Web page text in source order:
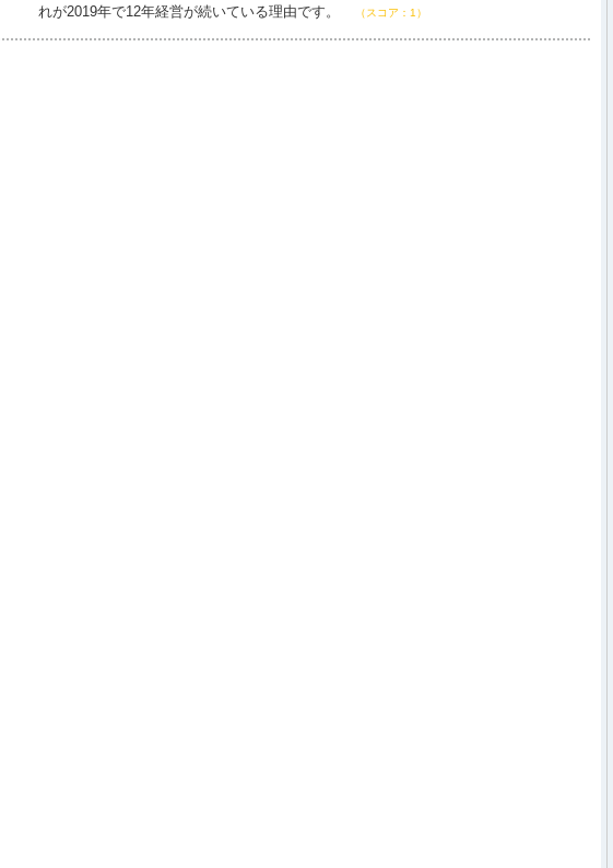
れが2019年で12年経営が続いている理由です。
（スコア：1）